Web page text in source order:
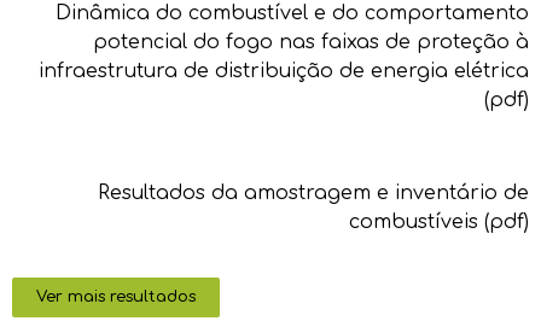
Dinâmica do combustível e do comportamento
potencial do fogo nas faixas de proteção à
infraestrutura de distribuição de energia elétrica
(pdf)
Resultados da amostragem e inventário de
combustíveis (pdf)
Ver mais resultados